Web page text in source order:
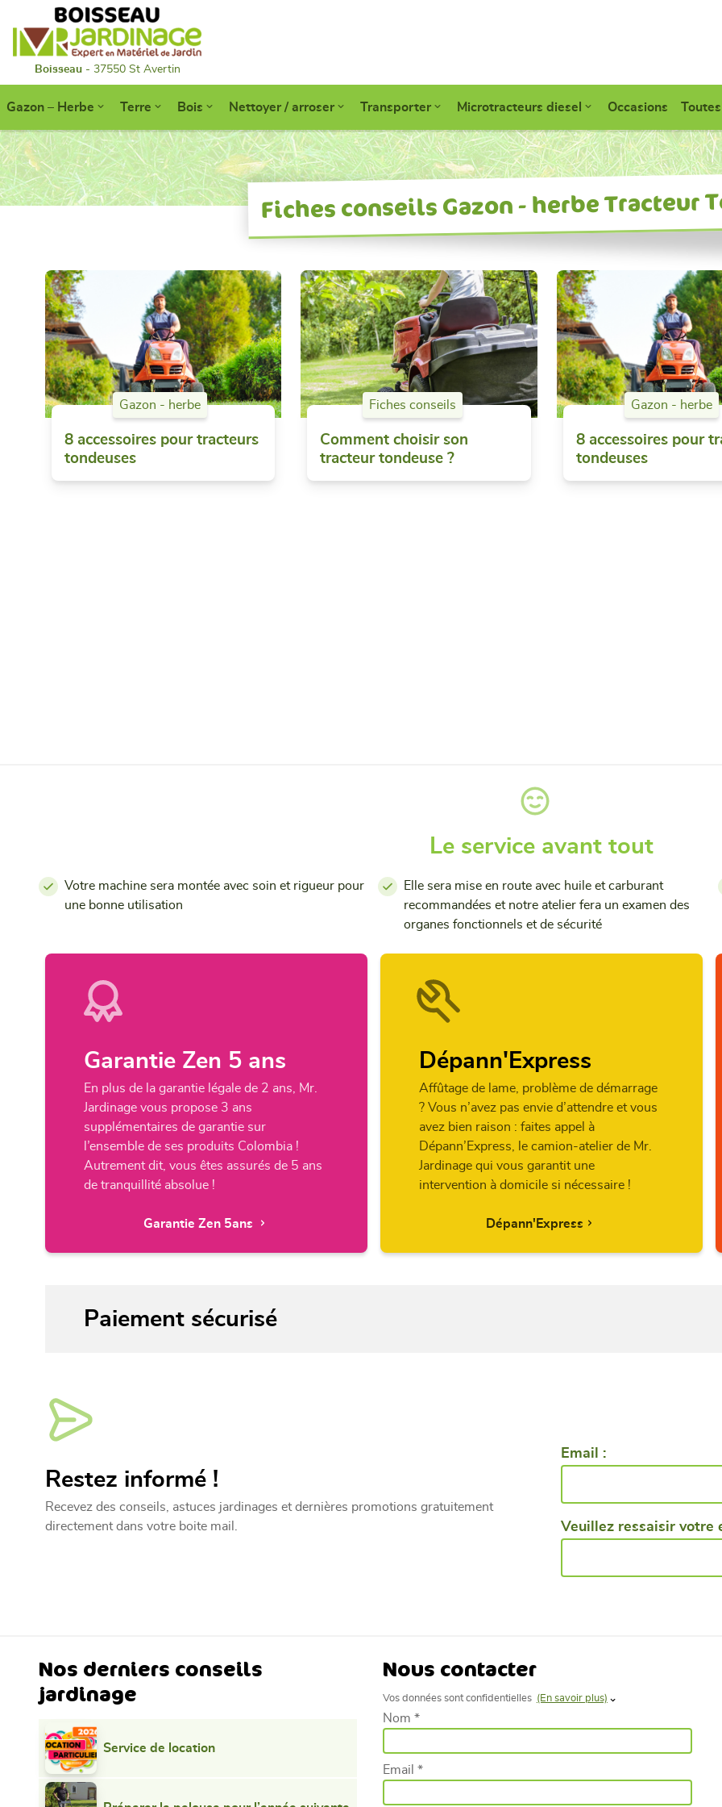
Boisseau- 37550 St Avertin
Gazon – Herbe Terre Bois Nettoyer / arroser Transporter Microtracteurs diesel Occasions
Fiches conseils Gazon - herbe Tracteur
Gazon - herbe
8 accessoires pour tracteurs
tondeuses
Fiches conseils
Comment choisir son
tracteur tondeuse ?
Gazon - herbe
8 accessoires pour
tondeuses
Le service avant tout
Votre machine sera montée avec soin et rigueur pour
une bonne utilisation
Elle sera mise en route avec huile et carburant
recommandées et notre atelier fera un examen des
organes fonctionnels et de sécurité
Garantie Zen 5 ans
En plus de la garantie légale de 2 ans, Mr.
Jardinage vous propose 3 ans
supplémentaires de garantie sur
l’ensemble de ses produits Colombia !
Autrement dit, vous êtes assurés de 5 ans
de tranquillité absolue !
Garantie Zen 5ans
Dépann'Express
Affûtage de lame, problème de démarrage
? Vous n’avez pas envie d’attendre et vous
avez bien raison : faites appel à
Dépann’Express, le camion-atelier de Mr.
Jardinage qui vous garantit une
intervention à domicile si nécessaire !
Dépann'Express
Restez informé !
Recevez des conseils, astuces jardinages et dernières promotions gratuitement
directement dans votre boite mail.
Email :
Veuillez ressaisir votre
Paiement sécurisé
Nos derniers conseils
jardinage
Service de location
Nous contacter
Vos données sont confidentielles (En savoir plus)
Nom *
Email *